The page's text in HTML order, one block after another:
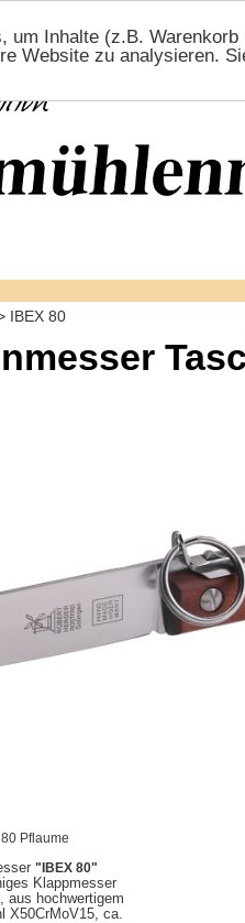
Inhalte (z.B.
Website zu analysieren.
IBEX 80
Pflaume
"IBEX 80"
Klappmesser
, aus hochwertigem
X50CrMoV15, ca.